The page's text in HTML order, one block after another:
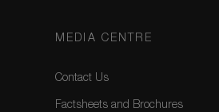
MEDIA CENTRE
Contact Us
Factsheets and Brochures